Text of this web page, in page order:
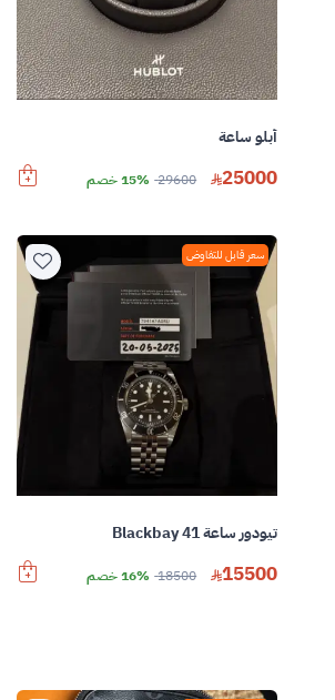
أبلو ساعة
25000
29600 15% خصم
سعر قابل للتفاوض
تيودور ساعة Blackbay 41
15500
18500 16% خصم